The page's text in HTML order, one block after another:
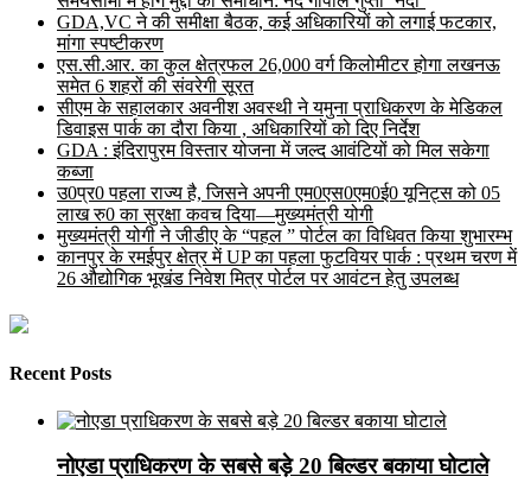
GDA,VC ने की समीक्षा बैठक, कई अधिकारियों को लगाई फटकार,
मांगा स्पष्टीकरण
एस.सी.आर. का कुल क्षेत्रफल 26,000 वर्ग किलोमीटर होगा लखनऊ
समेत 6 शहरों की संवरेगी सूरत
सीएम के सहालकार अवनीश अवस्थी ने यमुना प्राधिकरण के मेडिकल
डिवाइस पार्क का दौरा किया , अधिकारियों को दिए निर्देश
GDA : इंदिरापुरम विस्तार योजना में जल्द आवंटियों को मिल सकेगा
कब्जा
उ0प्र0 पहला राज्य है, जिसने अपनी एम0एस0एम0ई0 यूनिट्स को 05
लाख रु0 का सुरक्षा कवच दिया—मुख्यमंत्री योगी
मुख्यमंत्री योगी ने जीडीए के “पहल ” पोर्टल का विधिवत किया शुभारम्भ
कानपुर के रमईपुर क्षेत्र में UP का पहला फुटवियर पार्क : प्रथम चरण में
26 औद्योगिक भूखंड निवेश मित्र पोर्टल पर आवंटन हेतु उपलब्ध
Recent Posts
नोएडा प्राधिकरण के सबसे बड़े 20 बिल्डर बकाया घोटाले